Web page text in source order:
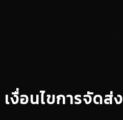
เงื่อนไขการจัดส่ง